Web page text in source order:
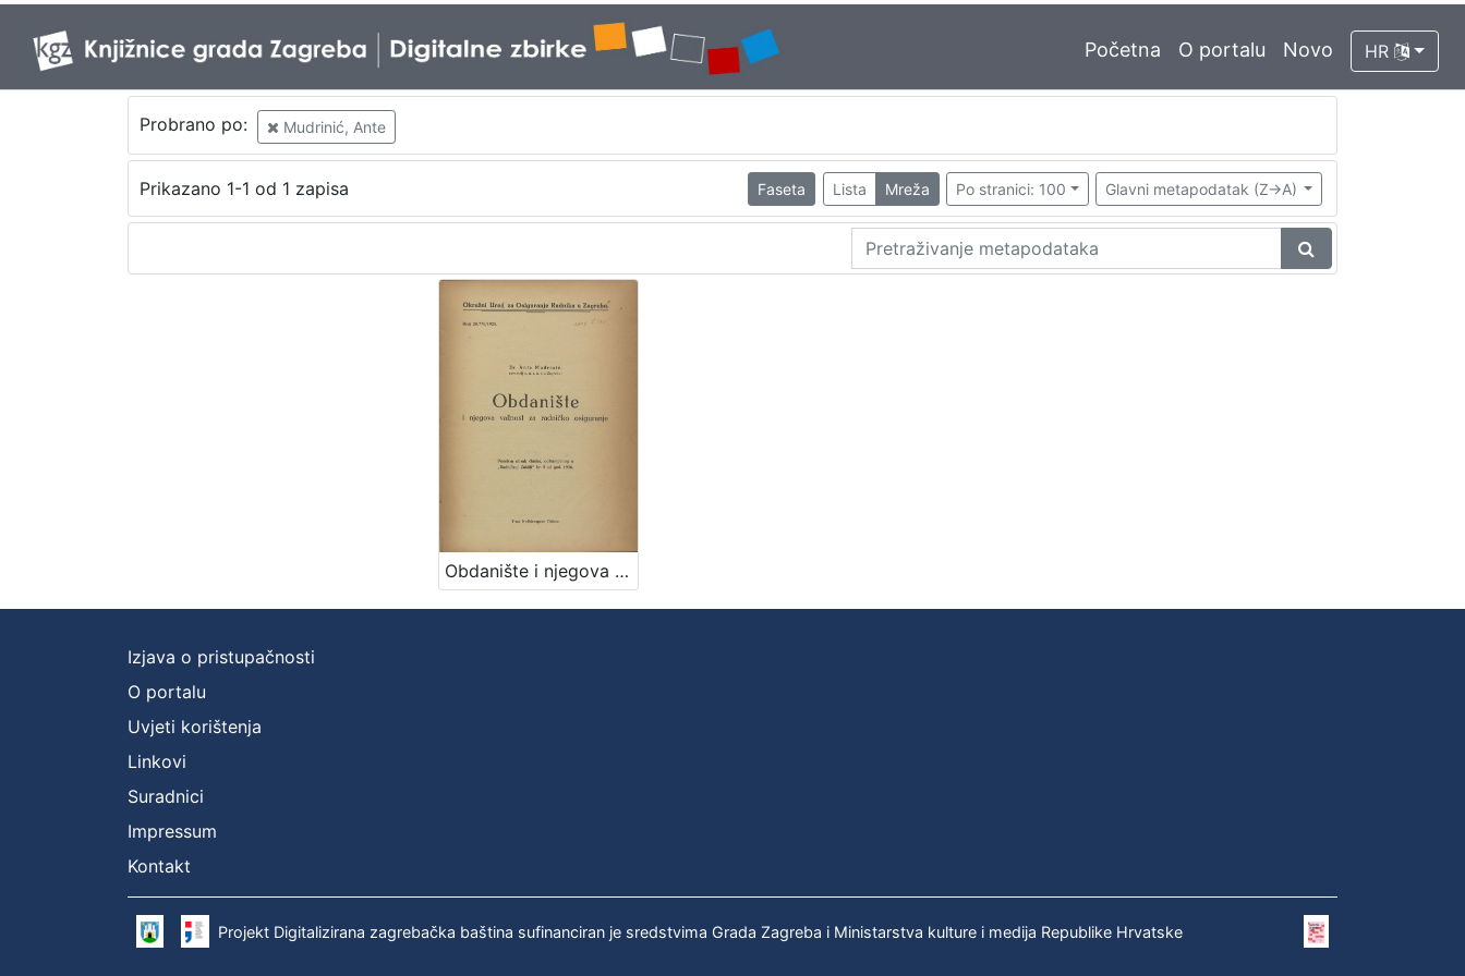
Početna O portalu Novo HR
Probrano po: Mudrinić, Ante
Prikazano 1-1 od 1 zapisa Faseta Lista Mreža Po stranici: 100 Glavni metapodatak (Z->A)
Obdanište i njegova važnost za radničko osiguranje / Ante Mudrinić
Izjava o pristupačnosti
O portalu
Uvjeti korištenja
Linkovi
Suradnici
Impressum
Kontakt
Projekt Digitalizirana zagrebačka baština sufinanciran je sredstvima Grada Zagreba i Ministarstva kulture i medija Republike Hrvatske